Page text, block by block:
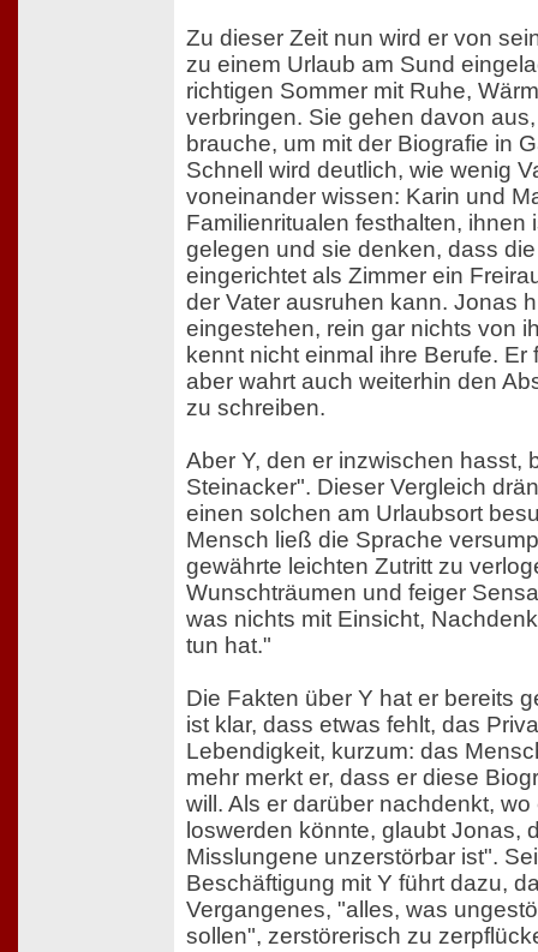
Zu dieser Zeit nun wird er von
zu einem Urlaub am Sund
richtigen Sommer mit Ruhe,
verbringen. Sie gehen davon
brauche, um mit der Biografie in
Schnell wird deutlich, wie wenig
voneinander wissen: Karin und
Familienritualen festhalten, ihnen
gelegen und sie denken, dass
eingerichtet als Zimmer ein
der Vater ausruhen kann. Jonas
eingestehen, rein gar nichts von
kennt nicht einmal ihre Berufe. Er
aber wahrt auch weiterhin den
zu schreiben.
Aber Y, den er inzwischen hasst,
Steinacker". Dieser Vergleich
einen solchen am Urlaubsort
Mensch ließ die Sprache
gewährte leichten Zutritt zu
Wunschträumen und feiger
was nichts mit Einsicht,
tun hat."
Die Fakten über Y hat er bereits
ist klar, dass etwas fehlt, das
Lebendigkeit, kurzum: das
mehr merkt er, dass er diese
will. Als er darüber nachdenkt,
loswerden könnte, glaubt Jonas,
Misslungene unzerstörbar ist".
Beschäftigung mit Y führt dazu,
Vergangenes, "alles, was
sollen", zerstörerisch zu